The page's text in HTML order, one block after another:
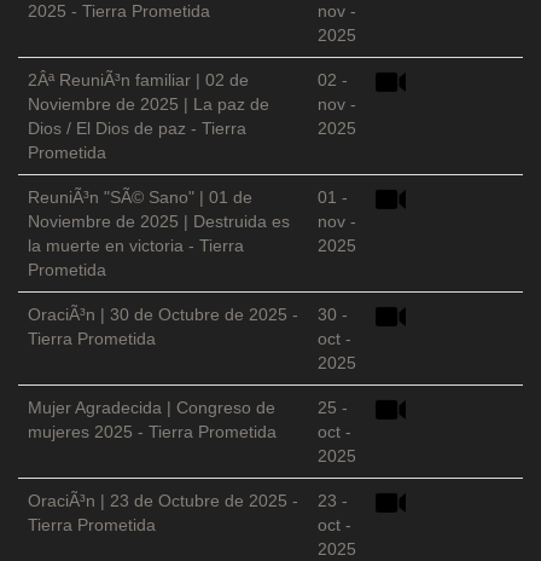
2025 - Tierra Prometida
nov -
2025
2Âª ReuniÃ³n familiar | 02 de
Noviembre de 2025 | La paz de
Dios / El Dios de paz - Tierra
Prometida
02 -
nov -
2025
ReuniÃ³n "SÃ© Sano" | 01 de
Noviembre de 2025 | Destruida es
la muerte en victoria - Tierra
Prometida
01 -
nov -
2025
OraciÃ³n | 30 de Octubre de 2025 -
Tierra Prometida
30 -
oct -
2025
Mujer Agradecida | Congreso de
mujeres 2025 - Tierra Prometida
25 -
oct -
2025
OraciÃ³n | 23 de Octubre de 2025 -
Tierra Prometida
23 -
oct -
2025